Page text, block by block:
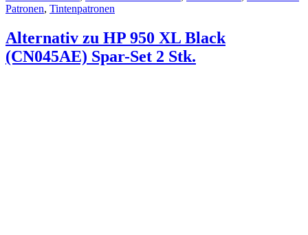
Patronen, Tintenpatronen
Alternativ zu HP 950 XL Black
(CN045AE) Spar-Set 2 Stk.